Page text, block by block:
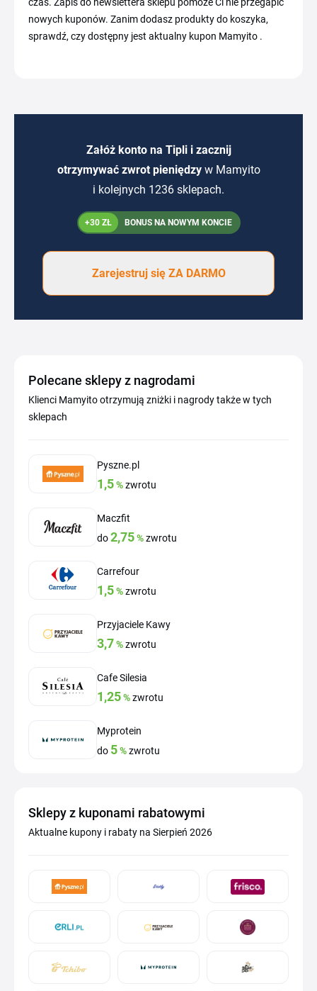
nowych kuponów. Zanim dodasz produkty do koszyka,
sprawdź, czy dostępny jest aktualny kupon Mamyito .
Załóż konto na Tipli i zacznij
otrzymywać zwrot pieniędzy w Mamyito
i kolejnych 1236 sklepach.
+30 ZŁ BONUS NA NOWYM KONCIE
Zarejestruj się ZA DARMO
Polecane sklepy z nagrodami
Klienci Mamyito otrzymują zniżki i nagrody także w tych
sklepach
Pyszne.pl
1,5%zwrotu
Maczfit
do2,75%zwrotu
Carrefour
1,5%zwrotu
Przyjaciele Kawy
3,7%zwrotu
Cafe Silesia
1,25%zwrotu
Myprotein
do 5%zwrotu
Sklepy z kuponami rabatowymi
Aktualne kupony i rabaty na Sierpień 2026